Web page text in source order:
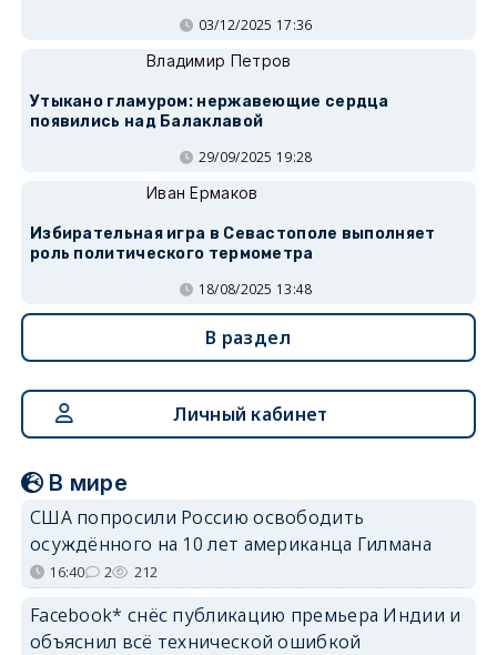
03/12/2025 17:36
Владимир Петров
Утыкано гламуром: нержавеющие сердца
появились над Балаклавой
29/09/2025 19:28
Иван Ермаков
Избирательная игра в Севастополе выполняет
роль политического термометра
18/08/2025 13:48
В раздел
Личный кабинет
В мире
США попросили Россию освободить
осуждённого на 10 лет американца Гилмана
16:40 2 212
Facebook* снёс публикацию премьера Индии и
объяснил всё технической ошибкой